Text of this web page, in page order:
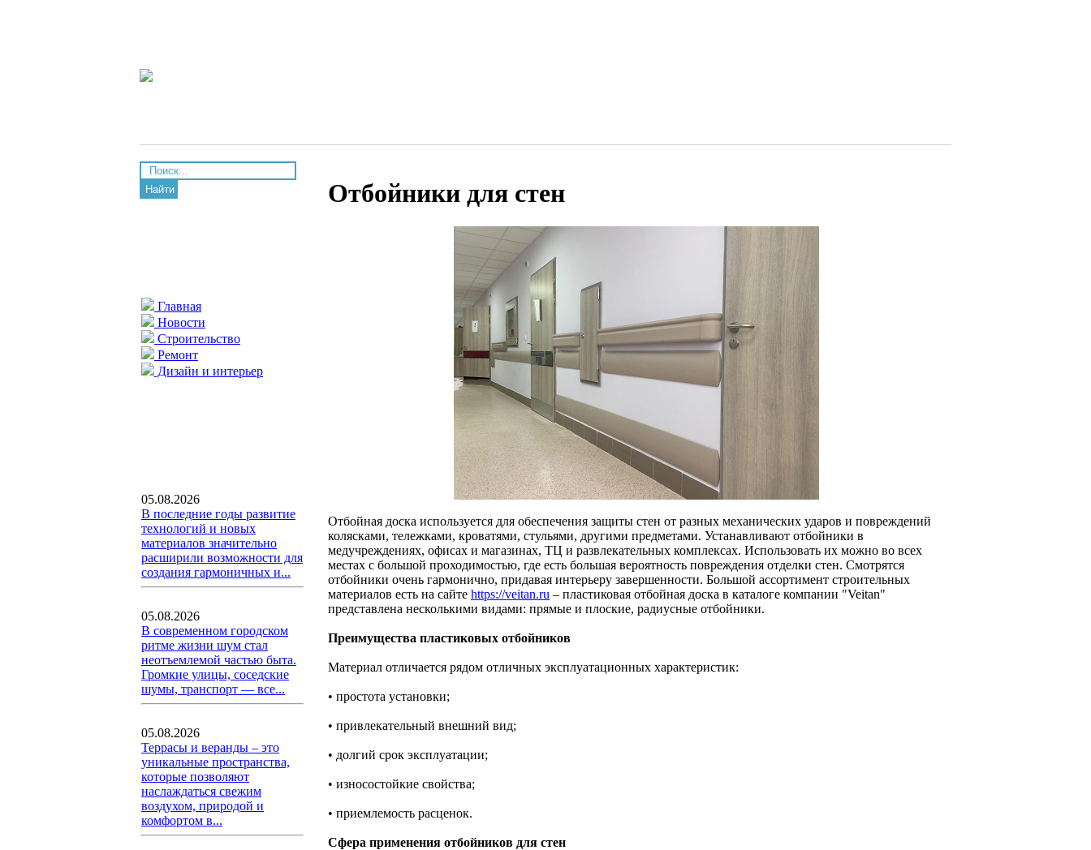
Найти
Главная
Новости
Строительство
Ремонт
Дизайн и интерьер
05.08.2026
В последние годы развитие
технологий и новых
материалов значительно
расширили возможности для
создания гармоничных и...
05.08.2026
В современном городском
ритме жизни шум стал
неотъемлемой частью быта.
Громкие улицы, соседские
шумы, транспорт — все...
05.08.2026
Террасы и веранды – это
уникальные пространства,
которые позволяют
наслаждаться свежим
воздухом, природой и
комфортом в...
Отбойники для стен
Отбойная доска используется для обеспечения защиты стен от разных механических ударов и повреждений
колясками, тележками, кроватями, стульями, другими предметами. Устанавливают отбойники в
медучреждениях, офисах и магазинах, ТЦ и развлекательных комплексах. Использовать их можно во всех
местах с большой проходимостью, где есть большая вероятность повреждения отделки стен. Смотрятся
отбойники очень гармонично, придавая интерьеру завершенности. Большой ассортимент строительных
материалов есть на сайте https://veitan.ru – пластиковая отбойная доска в каталоге компании "Veitan"
представлена несколькими видами: прямые и плоские, радиусные отбойники.
Преимущества пластиковых отбойников
Материал отличается рядом отличных эксплуатационных характеристик:
• простота установки;
• привлекательный внешний вид;
• долгий срок эксплуатации;
• износостойкие свойства;
• приемлемость расценок.
Сфера применения отбойников для стен